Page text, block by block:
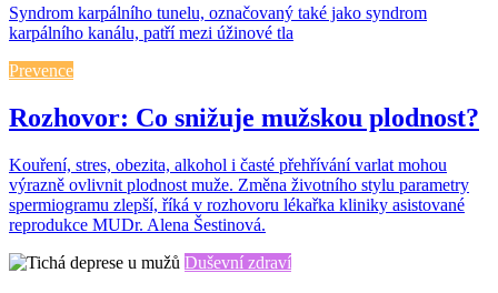
Syndrom karpálního tunelu, označovaný také jako syndrom
karpálního kanálu, patří mezi úžinové tla
Prevence
Rozhovor: Co snižuje mužskou plodnost?
Kouření, stres, obezita, alkohol i časté přehřívání varlat mohou
výrazně ovlivnit plodnost muže. Změna životního stylu parametry
spermiogramu zlepší, říká v rozhovoru lékařka kliniky asistované
reprodukce MUDr. Alena Šestinová.
Duševní zdraví